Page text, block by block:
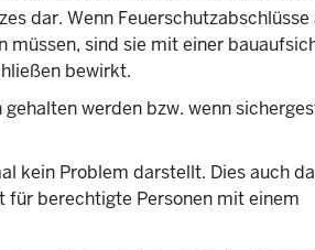
dar. Wenn Feuerschutzabschlüsse
müssen, sind sie mit einer
bewirkt.
werden bzw. wenn
kein Problem darstellt. Dies auch
für berechtigte Personen mit einem